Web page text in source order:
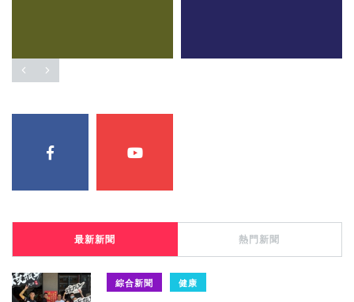
最新新聞 熱門新聞
綜合新聞 健康